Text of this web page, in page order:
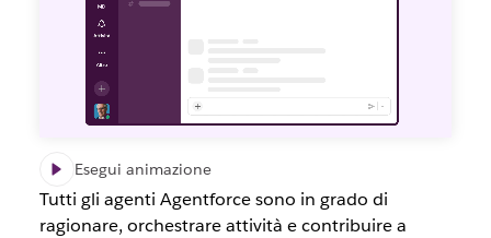
Esegui animazione
Tutti gli agenti Agentforce sono in grado di
ragionare, orchestrare attività e contribuire a